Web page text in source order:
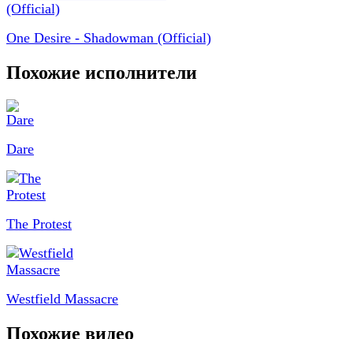
One Desire - Shadowman (Official)
Похожие исполнители
Dare
The Protest
Westfield Massacre
Похожие видео